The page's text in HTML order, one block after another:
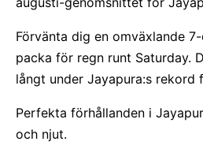
Förvänta dig en omväxlande
packa för regn runt Saturday.
långt under Jayapura:s rekord
Perfekta förhållanden i
och njut.